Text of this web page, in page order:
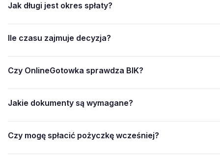
Jak długi jest okres spłaty?
Ile czasu zajmuje decyzja?
Czy OnlineGotowka sprawdza BIK?
Jakie dokumenty są wymagane?
Czy mogę spłacić pożyczkę wcześniej?